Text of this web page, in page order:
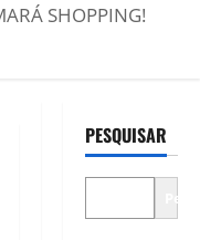
SHOPPING!
PESQUISAR